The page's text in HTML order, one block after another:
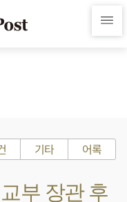
기타 어록
부 장관 후